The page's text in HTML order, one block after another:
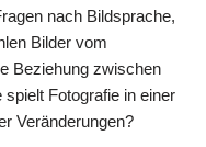
nach Bildsprache,
Bilder vom
Beziehung zwischen
Fotografie in einer
Veränderungen?